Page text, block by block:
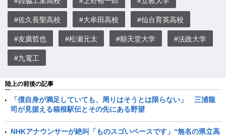
#佐久長聖高校 #大牟田高校 #仙台育英高校
#友廣哲也 #松瀬元太 #順天堂大学 #法政大学
#九電工
陸上の前後の記事
「僕自身が満足していても、周りはそうとは限らない」 三浦龍
司が見据える箱根駅伝とその先にある野望
NHKアナウンサーが絶叫「ものスゴいペースです」“無名の県立高